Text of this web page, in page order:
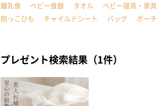
離乳食 ベビー食器 タオル ベビー寝具・家具
抱っこひも
チャイルドシート バッグ ポーチ
プレゼント検索結果（1件）